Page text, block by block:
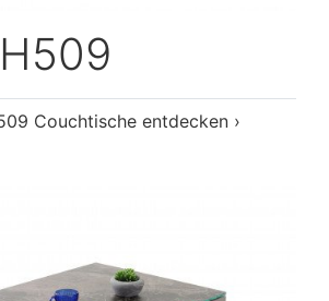
Couchtische entdecken ›